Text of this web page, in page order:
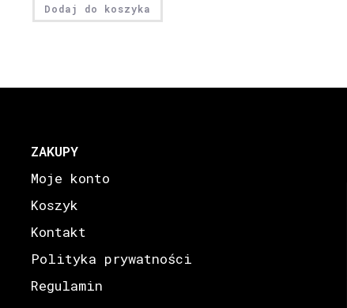
Dodaj do koszyka
ZAKUPY
Moje konto
Koszyk
Kontakt
Polityka prywatności
Regulamin